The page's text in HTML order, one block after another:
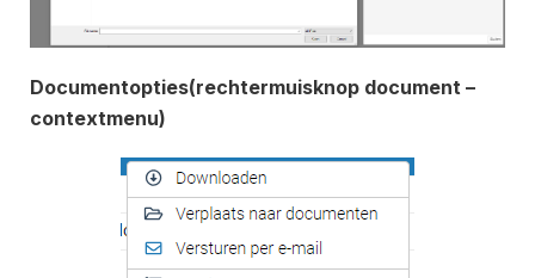
Documentopties(rechtermuisknop document –
contextmenu)